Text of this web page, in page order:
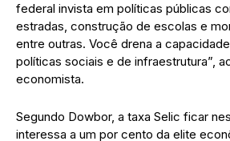
federal invista em políticas públicas
estradas, construção de escolas e
entre outras. Você drena a
políticas sociais e de infraestrutura”,
economista.
Segundo Dowbor, a taxa Selic ficar
interessa a um por cento da elite